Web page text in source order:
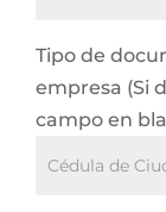
Tipo de
empresa (Si
campo en